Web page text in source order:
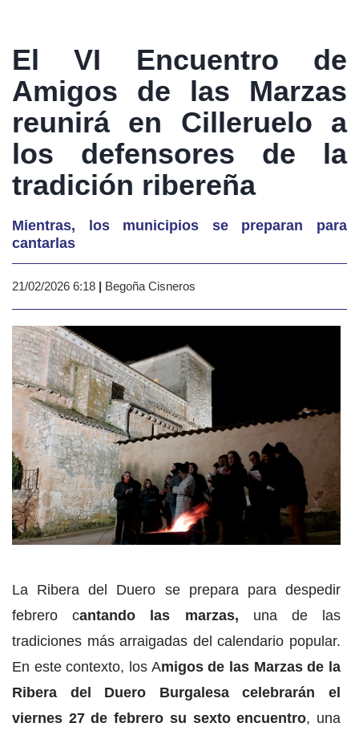
El VI Encuentro de
Amigos de las Marzas
reunirá en Cilleruelo a
los defensores de la
tradición ribereña
Mientras, los municipios se preparan para
cantarlas
21/02/2026 6:18 | Begoña Cisneros
La Ribera del Duero se prepara para despedir
febrero cantando las marzas, una de las
tradiciones más arraigadas del calendario popular.
En este contexto, los Amigos de las Marzas de la
Ribera del Duero Burgalesa celebrarán el
viernes 27 de febrero su sexto encuentro, una